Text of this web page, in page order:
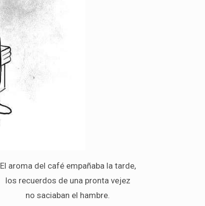
El aroma del café empañaba la tarde,
los recuerdos de una pronta vejez
no saciaban el hambre.